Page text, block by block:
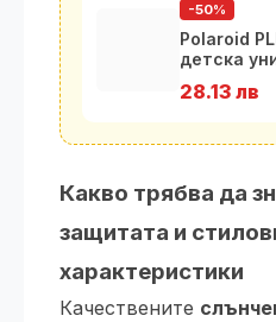
-50%
Polaroid
детска
28.13 лв
Какво трябва да
защитата и
характеристики
Качествените